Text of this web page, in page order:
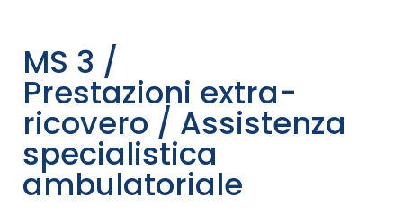
MS 3 /
Prestazioni extra-
ricovero / Assistenza
specialistica
ambulatoriale